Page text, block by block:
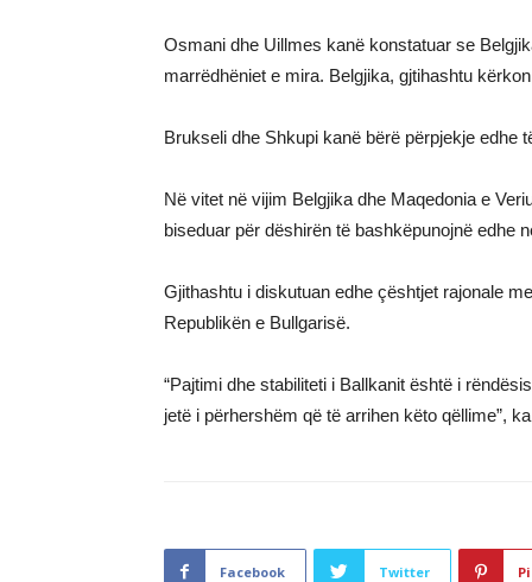
Osmani dhe Uillmes kanë konstatuar se
marrëdhëniet e mira. Belgjika, gjtihashtu
Brukseli dhe Shkupi kanë bërë përpjekje edhe
Në vitet në vijim Belgjika dhe Maqedonia e
biseduar për dëshirën të bashkëpunojnë edhe
Gjithashtu i diskutuan edhe çështjet rajonale
Republikën e Bullgarisë.
“Pajtimi dhe stabiliteti i Ballkanit është i
jetë i përhershëm që të arrihen këto qëllime”,
Facebook Twitter